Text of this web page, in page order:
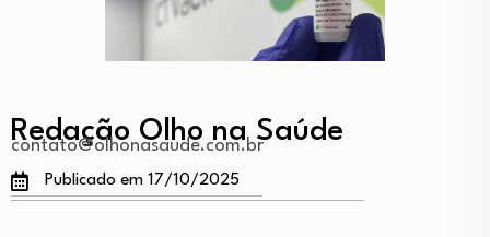
Redação Olho na Saúde
contato@olhonasaude.com.br
Publicado em 17/10/2025